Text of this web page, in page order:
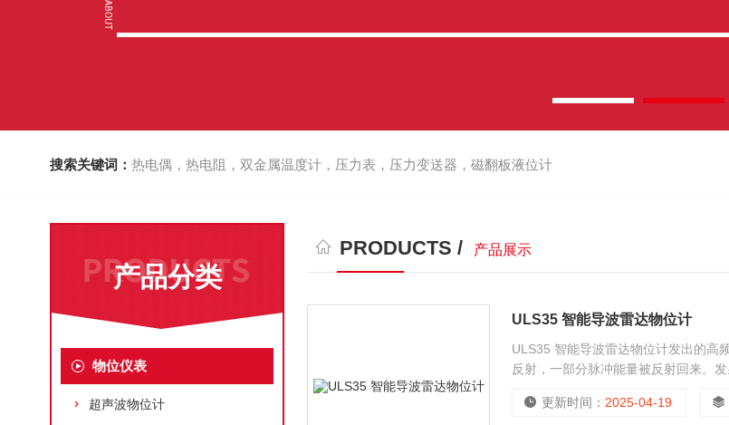
搜索关键词： 热电偶，热电阻，双金属温度计，压力表，压力变送器，磁翻板液位计
产品分类
物位仪表
超声波物位计
PRODUCTS / 产品展示
ULS35 智能导波雷达物位计
ULS35 智能导波雷达物位计发出的高
反射，一部分脉冲能量被反射回来。
更新时间： 2025-04-19